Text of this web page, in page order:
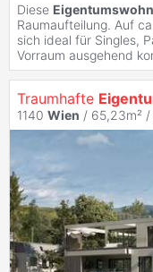
Diese
Raumaufteilung. Auf
sich ideal für Singles,
Vorraum ausgehend
Traumhafte
1140 Wien / 65,23m² /